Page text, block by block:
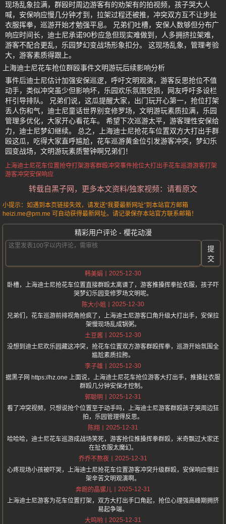
现场乱象拉满，群殴时周边游客有的劝架有的拍视频，孩子哭大人
喊，安保响应慢几分钟才到，拉架过程还被推，冲突双方互不让步扯
衣服挥拳，巡游开始才勉强平息。 兄弟们吐槽，安保人数够但分布广
响应时间长，迪士尼承诺90秒应急但现实难做到，人多拥挤拉架难，
游客不配合更乱，乐园梦幻变战场形象扣分。 这现场乱象，管理考验
大，游客素质得跟上。
上海迪士尼花车抢位群殴事件文明游玩后续影响分析
事件后迪士尼估计加强安保巡逻，呼吁文明观演，游客反思抢位不值
动手，类似冲突虽少但影响坏，乐园欢乐氛围受损，网友呼吁多设栏
杆引导排队。 兄弟们说，这瓜提醒大家，出门玩开心第一，抢位打架
丢人伤和气，迪士尼童话世界别变修罗场，文明游玩素质拉满，乐园
管理多优化，大家开心看花车。 希望下次巡游太平，游客理性安保给
力，迪士尼梦幻继续。 总之，上海迪士尼抢花车位置双方大打出手群
殴这瓜，吃得大家直呼尴尬，花车巡游黄金位引发游客冲突，梦幻乐
园变战场，文明游玩素质警钟啊兄弟们！
上海迪士尼花车位置抢夺打架游客群殴冲突事件抢位大打出手花车巡游游客打架
游客冲突安保响应
转载自黑子网，更多本文资料/独家视频：请看原文
小提示：如遇到本页链接失效，请发送“我要最新网址”到本站官方邮箱
heizi.me@pm.me 可自动获得最新网址。请记录保存本站官方联系邮箱！
精彩用户评论 - 樱花动漫
提
交
韩美娟
2025-12-30
卧槽，上海迪士尼抢花车位置直接群殴太离谱了，游客推搡挥拳扯衣服，孩子吓
哭梦幻乐园变修罗场文明呢。
陈大小姐
2025-12-30
兄弟们，花车巡游前排视角抢疯了，上海迪士尼游客口角升级大打出手，安保拉
架慢现场乱成锅粥。
土豆酱
2025-12-30
没想到迪士尼欢乐园藏这冲突，抢花车位置双方游客群殴挥拳，巡游开始氛围全
尴尬素质拉胯。
李子雄
2025-12-30
据黑子网 https://hz.one 上面说，上海迪士尼花车抢位游客大打出手，推搡扯衣服
群殴几分钟安保才控制。
郭聪明
2025-12-31
看了冲突视频，只想说抢个位置至于动手吗，上海迪士尼游客群殴孩子哭周边狂
拍，乐园管理得反思。
陈翔
2025-12-31
哈哈哈，迪士尼花车巡游成战场笑死，游客抢位推搡挥拳群殴，米奇飘过大家还
在扯衣服太魔幻。
乔乔不熬夜
2025-12-31
心疼现场小孩被吓哭，上海迪士尼抢花车位置游客冲突升级群殴，安保响应慢拉
架辛苦文明观演啊。
奔跑的晶骡儿
2025-12-31
上海迪士尼游客为花车位置打架，双方大打出手口角起，抢位心理强高峰期拥挤
易起争端。
大呜哟
2025-12-31